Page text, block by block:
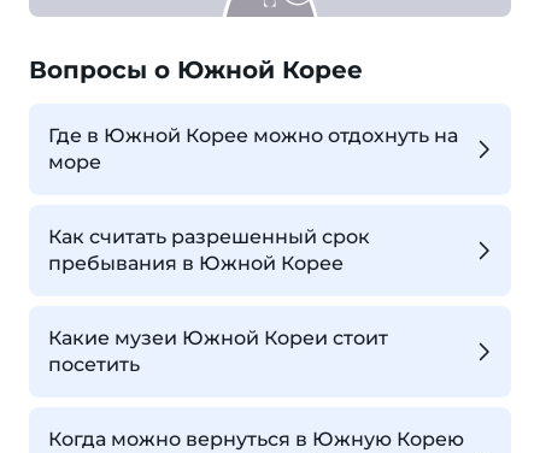
Вопросы о Южной Корее
Где в Южной Корее можно отдохнуть на
море
Как считать разрешенный срок
пребывания в Южной Корее
Какие музеи Южной Кореи стоит
посетить
Когда можно вернуться в Южную Корею